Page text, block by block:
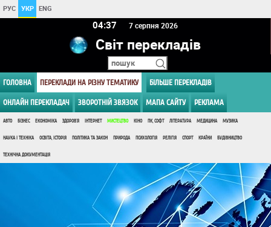
РУС УКР ENG
04:37 7 серпня 2026
Світ перекладів
ГОЛОВНА ПЕРЕКЛАДИ НА РІЗНУ ТЕМАТИКУ БІЛЬШЕ ПЕРЕКЛАДІВ
ОНЛАЙН ПЕРЕКЛАДАЧ ЗВОРОТНІЙ ЗВЯЗОК МАПА САЙТУ РЕКЛАМА
АВТО БІЗНЕС ЕКОНОМІКА ЗДОРОВ'Я ІНТЕРНЕТ МИСТЕЦТВО КІНО ПК, СОФТ ЛІТЕРАТУРА МЕДИЦИНА МУЗИКА
НАУКА І ТЕХНІКА ОСВІТА, ІСТОРІЯ ПОЛІТИКА ТА ЗАКОН ПРИРОДА ПСИХОЛОГІЯ РЕЛІГІЯ СПОРТ КРАЇНИ БУДІВНИЦТВО
ТЕХНІЧНА ДОКУМЕНТАЦІЯ